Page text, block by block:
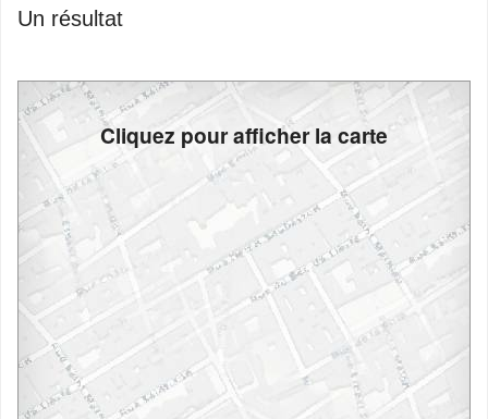
Un résultat
Cliquez pour afficher la carte